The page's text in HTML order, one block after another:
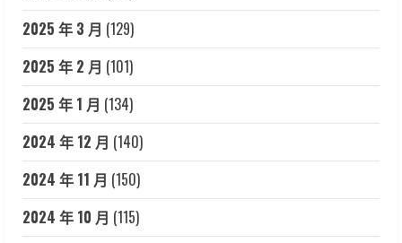
2025 年 3 月 (129)
2025 年 2 月 (101)
2025 年 1 月 (134)
2024 年 12 月 (140)
2024 年 11 月 (150)
2024 年 10 月 (115)